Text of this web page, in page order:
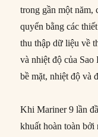
trong gần một năm,
quyển bằng các
thu thập dữ liệu về
và nhiệt độ của
bề mặt, nhiệt độ và
Khi Mariner 9 lần
khuất hoàn toàn